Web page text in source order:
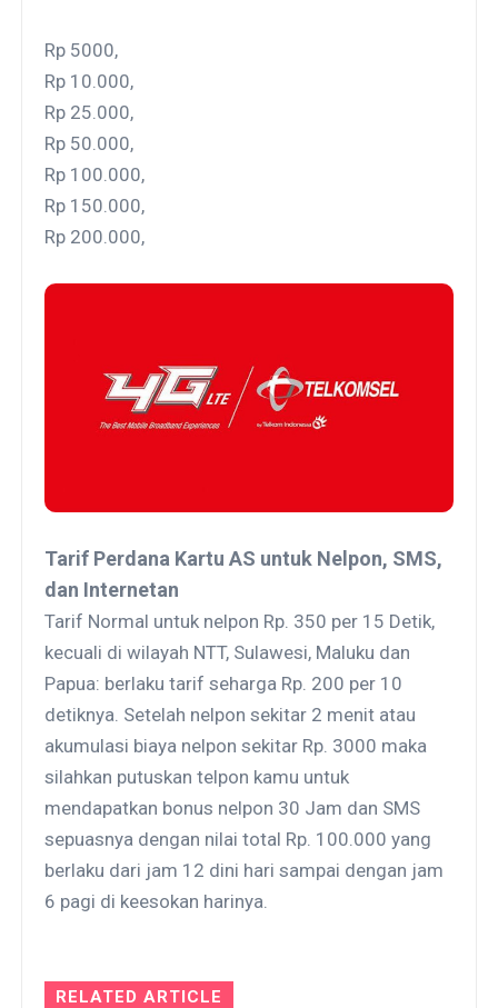
Rp 5000,
Rp 10.000,
Rp 25.000,
Rp 50.000,
Rp 100.000,
Rp 150.000,
Rp 200.000,
Tarif Perdana Kartu AS untuk Nelpon, SMS,
dan Internetan
Tarif Normal untuk nelpon Rp. 350 per 15 Detik,
kecuali di wilayah NTT, Sulawesi, Maluku dan
Papua: berlaku tarif seharga Rp. 200 per 10
detiknya. Setelah nelpon sekitar 2 menit atau
akumulasi biaya nelpon sekitar Rp. 3000 maka
silahkan putuskan telpon kamu untuk
mendapatkan bonus nelpon 30 Jam dan SMS
sepuasnya dengan nilai total Rp. 100.000 yang
berlaku dari jam 12 dini hari sampai dengan jam
6 pagi di keesokan harinya.
RELATED ARTICLE